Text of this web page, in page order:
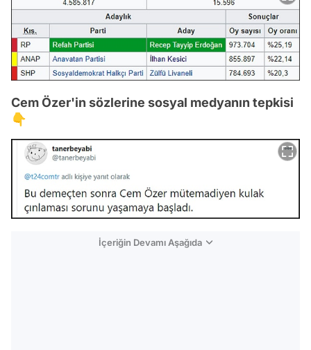
Cem Özer'in sözlerine sosyal medyanın tepkisi
👇
İçeriğin Devamı Aşağıda